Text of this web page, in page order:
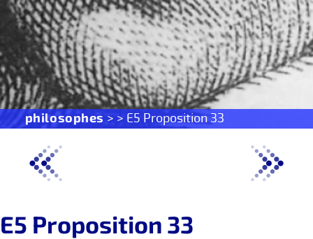
philosophes > > E5 Proposition 33
E5 Proposition 33